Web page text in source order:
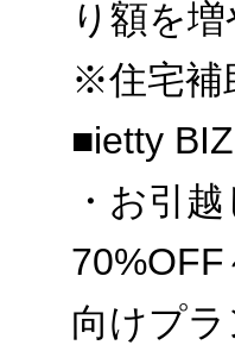
り額を
※住宅補
■ietty
・お引
向けプ